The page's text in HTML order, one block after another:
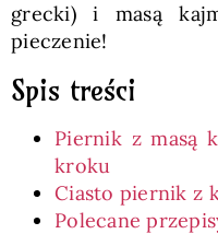
grecki) i masą
pieczenie!
Spis treści
Piernik z masą
kroku
Ciasto piernik z
Polecane